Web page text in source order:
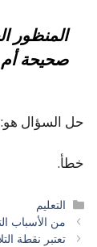
المنظور
صحيحة
حل السؤال هو:
خطأ.
التصنيفات
التعليم
من الأسباب
تعتبر نقطة